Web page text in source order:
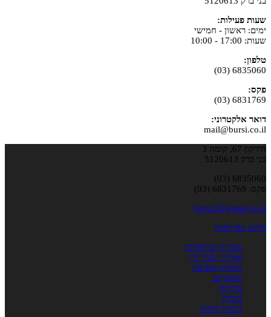
שעות פעילות:
ימים: ראשון - חמישי
שעות: 17:00 - 10:00
טלפון:
6835060 (03)
פקס:
6831769 (03)
דואר אלקטרוני:
mail@bursi.co.il
הירקון 67, קומה 3
בני ברק 5120613
6835060 (03)
פקס: 6831769 (03)
bursi2@gmail.co.il
בורסי בפייסבוק
אגודות שיתופיות
אזרחי / סדר דין
איכות הסביבה
אינטרנט
בוררות
ביטוח
ביטוח לאומי